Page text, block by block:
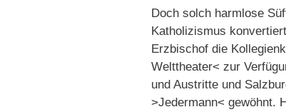
Doch solch harmlose
Katholizismus
Erzbischof die
Welttheater< zur
und Austritte und
>Jedermann< gewöhnt.